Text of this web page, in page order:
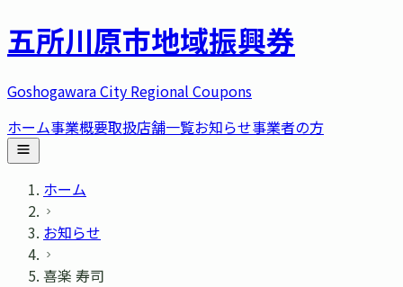
五所川原市地域振興券
Goshogawara City Regional Coupons
ホーム事業概要取扱店舗一覧お知らせ事業者の方
ホーム
お知らせ
喜楽 寿司